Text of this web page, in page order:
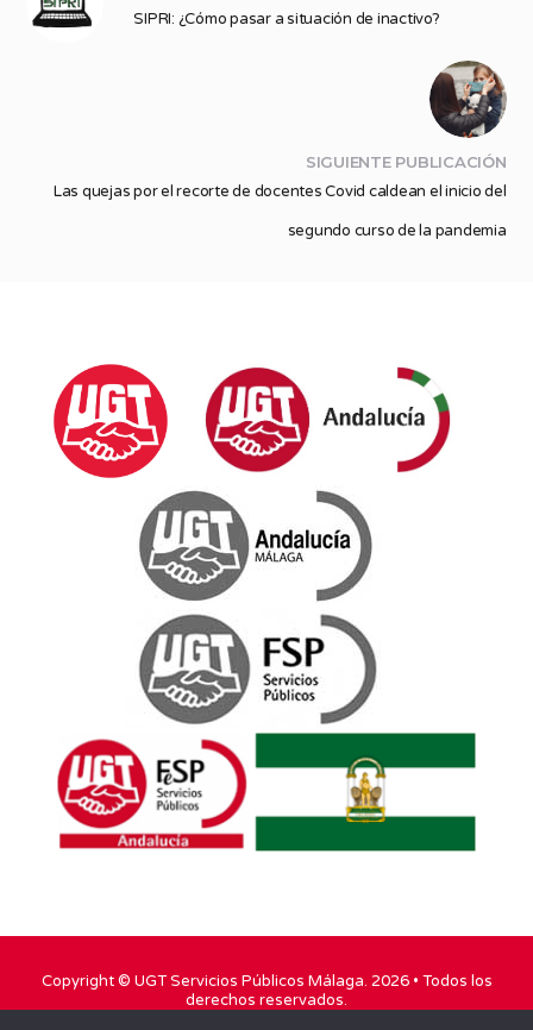
SIPRI: ¿Cómo pasar a situación de inactivo?
SIGUIENTE PUBLICACIÓN
Las quejas por el recorte de docentes Covid caldean el inicio del
segundo curso de la pandemia
Copyright © UGT Servicios Públicos Málaga. 2026 • Todos los
derechos reservados.